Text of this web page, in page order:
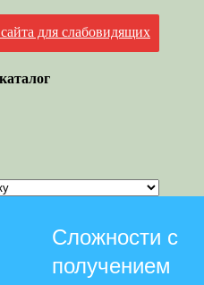
для слабовидящих
Сложности с
получением